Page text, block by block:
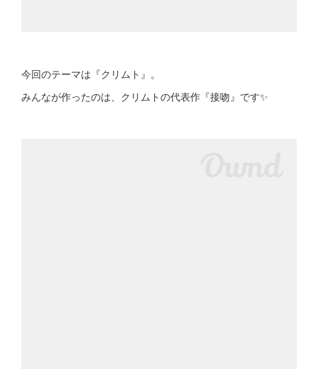
今回のテーマは『クリムト』。
みんなが作ったのは、クリムトの代表作『接吻』です✨